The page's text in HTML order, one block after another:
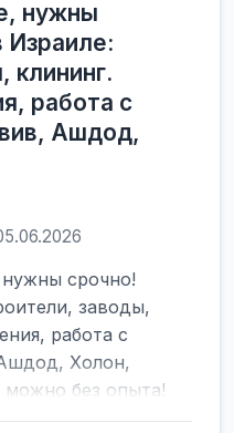
нужны
Израиле:
клининг.
работа с
Ашдод,
нужны срочно!
заводы,
работа с
Холон,
без опыта!